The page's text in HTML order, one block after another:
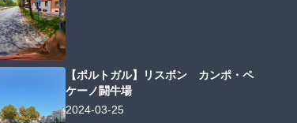
【ポルトガル】リスボン カンポ・ペ
ケーノ闘牛場
2024-03-25